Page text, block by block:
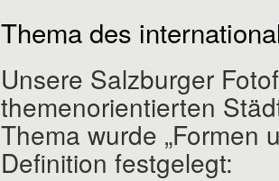
Thema des
Unsere Salzburger
themenorientierten
Thema wurde „Formen
Definition festgelegt: